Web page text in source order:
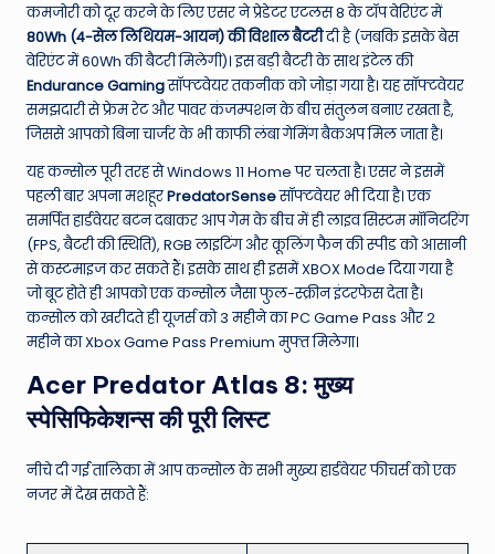
कमजोरी को दूर करने के लिए एसर ने प्रेडेटर एटलस 8 के टॉप वेरिएंट में
80Wh (4-सेल लिथियम-आयन) की विशाल बैटरीदी है (जबकि इसके बेस
वेरिएंट में 60Wh की बैटरी मिलेगी)। इस बड़ी बैटरी के साथ इंटेल की
Endurance Gamingसॉफ्टवेयर तकनीक को जोड़ा गया है। यह सॉफ्टवेयर
समझदारी से फ्रेम रेट और पावर कंजम्पशन के बीच संतुलन बनाए रखता है,
जिससे आपको बिना चार्जर के भी काफी लंबा गेमिंग बैकअप मिल जाता है।
यह कन्सोल पूरी तरह से Windows 11 Home पर चलता है। एसर ने इसमें
पहली बार अपना मशहूरPredatorSenseसॉफ्टवेयर भी दिया है। एक
समर्पित हार्डवेयर बटन दबाकर आप गेम के बीच में ही लाइव सिस्टम मॉनिटरिंग
(FPS, बैटरी की स्थिति), RGB लाइटिंग और कूलिंग फैन की स्पीड को आसानी
से कस्टमाइज कर सकते हैं। इसके साथ ही इसमें XBOX Mode दिया गया है
जो बूट होते ही आपको एक कन्सोल जैसा फुल-स्क्रीन इंटरफेस देता है।
कन्सोल को खरीदते ही यूजर्स को 3 महीने का PC Game Pass और 2
महीने का Xbox Game Pass Premium मुफ्त मिलेगा।
Acer Predator Atlas 8: मुख्य
स्पेसिफिकेशन्स की पूरी लिस्ट
नीचे दी गई तालिका में आप कन्सोल के सभी मुख्य हार्डवेयर फीचर्स को एक
नजर में देख सकते हैं: